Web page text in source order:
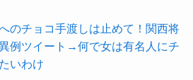
のチョコ手渡しは止めて！関西将
例ツイート→何で女は有名人にチ
いわけ